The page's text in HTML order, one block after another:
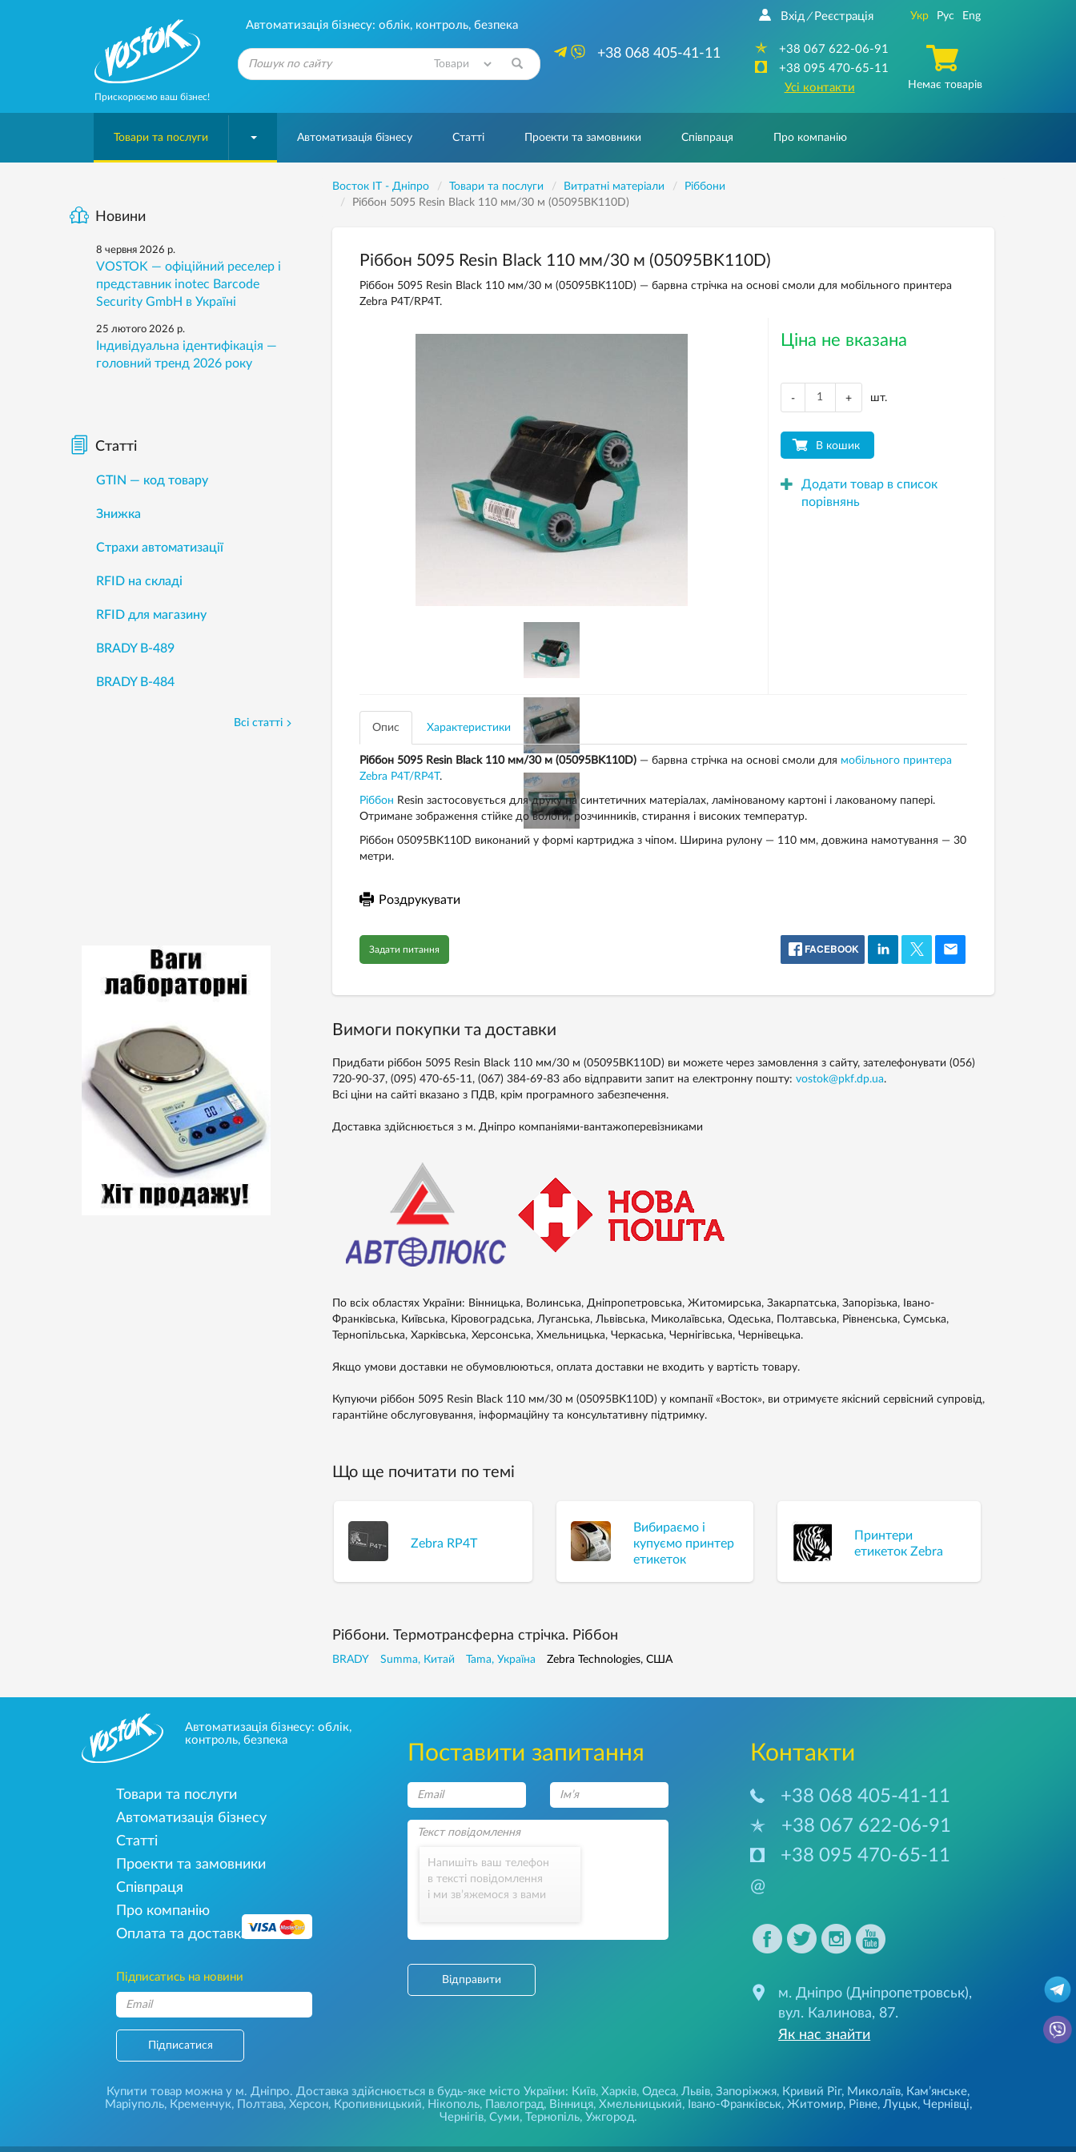
Прискорюємо ваш бізнес!
Автоматизація бізнесу: облік, контроль, безпека
+38 068 405-41-11
Вхід / Реєстрація
+38 067 622-06-91
+38 095 470-65-11
Усі контакти
Укр Рус Eng
Немає товарів
Товари та послуги Автоматизація бізнесу Статті Проекти та замовники Співпраця Про компанію
Восток IT - Дніпро Товари та послуги Витратні матеріали
Ріббони
Ріббон 5095 Resin Black 110 мм/30 м (05095BK110D)
Ріббон 5095 Resin Black 110 мм/30 м (05095BK110D)
Ріббон ​​5095 Resin Black 110 мм/30 м (05095BK110D) — барвна стрічка на основі смоли для мобільного принтера
Zebra P4T/RP4T.
Ціна не вказана
- + шт.
В кошик
Додати товар в список
порівнянь
Опис Характеристики
Ріббон ​​5095 Resin Black 110 мм/30 м (05095BK110D)— барвна стрічка на основі смоли для мобільного принтера
Zebra P4T/RP4T.
Ріббон Resin застосовується для друку на синтетичних матеріалах, ламінованому картоні і лакованому папері.
Отримане зображення стійке до вологи, розчинників, стирання і високих температур.
Ріббон ​​05095BK110D виконаний у формі картриджа з чіпом. Ширина рулону — 110 мм, довжина намотування — 30
метри.
Роздрукувати
Задати питання FACEBOOK
Вимоги покупки та доставки
Придбати ріббон 5095 Resin Black 110 мм/30 м (05095BK110D) ви можете через замовлення з сайту, зателефонувати (056)
720-90-37, (095) 470-65-11, (067) 384-69-83 або відправити запит на електронну пошту: vostok@pkf.dp.ua.
Всі ціни на сайті вказано з ПДВ, крім програмного забезпечення.
Доставка здійснюється з м. Дніпро компаніями-вантажоперевізниками
По всіх областях України: Вінницька, Волинська, Дніпропетровська, Житомирська, Закарпатська, Запорізька, Івано-
Франківська, Київська, Кіровоградська, Луганська, Львівська, Миколаївська, Одеська, Полтавська, Рівненська, Сумська,
Тернопільська, Харківська, Херсонська, Хмельницька, Черкаська, Чернігівська, Чернівецька.
Якщо умови доставки не обумовлюються, оплата доставки не входить у вартість товару.
Купуючи ріббон 5095 Resin Black 110 мм/30 м (05095BK110D) у компанії «Восток», ви отримуєте якісний сервісний супровід,
гарантійне обслуговування, інформаційну та консультативну підтримку.
Що ще почитати по темі
Zebra RP4T
Вибираємо і
купуємо принтер
етикеток
Принтери
етикеток Zebra
Ріббони. Термотрансферна стрічка. Ріббон
BRADY Summa, Китай Tama, Україна Zebra Technologies, США
Новини
8 червня 2026 р.
VOSTOK — офіційний реселер і
представник inotec Barcode
Security GmbH в Україні
25 лютого 2026 р.
Індивідуальна ідентифікація —
головний тренд 2026 року
Статті
GTIN — код товару
Знижка
Страхи автоматизації
RFID на складі
RFID для магазину
BRADY B-489
BRADY B-484
Всі статті
Автоматизація бізнесу: облік,
контроль, безпека
Товари та послуги
Автоматизація бізнесу
Статті
Проекти та замовники
Співпраця
Про компанію
Оплата та доставка
Підписатись на новини
Підписатися
Поставити запитання
Напишіть ваш телефон
в тексті повідомлення
і ми зв’яжемося з вами
Відправити
Контакти
+38 068 405-41-11
+38 067 622-06-91
+38 095 470-65-11
@
м. Дніпро (Дніпропетровськ),
вул. Калинова, 87.
Як нас знайти
Купити товар можна у м. Дніпро. Доставка здійснюється в будь-яке місто України: Київ, Харків, Одеса, Львів, Запоріжжя, Кривий Ріг, Миколаїв, Кам’янське,
Маріуполь, Кременчук, Полтава, Херсон, Кропивницький, Нікополь, Павлоград, Вінниця, Хмельницький, Івано-Франківськ, Житомир, Рівне, Луцьк, Чернівці,
Чернігів, Суми, Тернопіль, Ужгород.